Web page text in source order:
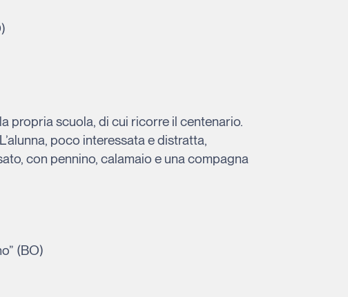
propria scuola, di cui ricorre il centenario.
poco interessata e distratta,
con pennino, calamaio e una compagna
(BO)